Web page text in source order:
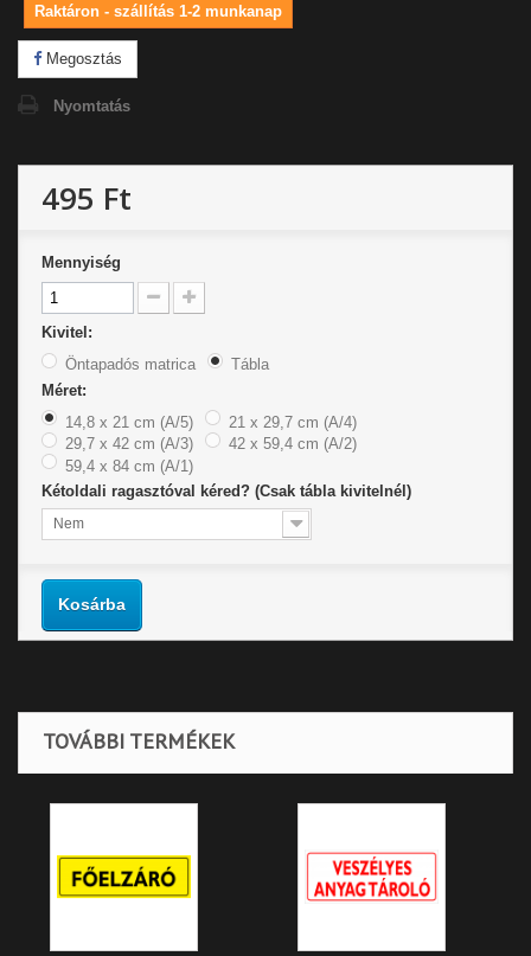
Raktáron - szállítás 1-2 munkanap
Megosztás
Nyomtatás
495 Ft
Mennyiség
Kivitel:
Öntapadós matrica
Tábla
Méret:
14,8 x 21 cm (A/5)
21 x 29,7 cm (A/4)
29,7 x 42 cm (A/3)
42 x 59,4 cm (A/2)
59,4 x 84 cm (A/1)
Kétoldali ragasztóval kéred? (Csak tábla kivitelnél)
Nem
Kosárba
TOVÁBBI TERMÉKEK